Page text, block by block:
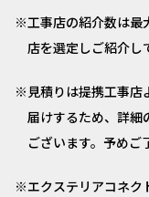
工事店の紹介数は最
店を選定しご紹介し
見積りは提携工事店
届けするため、詳細
ございます。予めご
エクステリアコネク